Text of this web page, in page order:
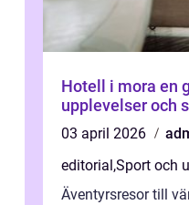
Hotell i mora en guide till boende,
upplevelser och
03 april 2026
editorial ,Sport och
Äventyrsresor till